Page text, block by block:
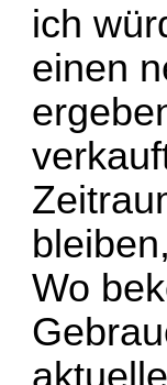
ich
einen
Wo